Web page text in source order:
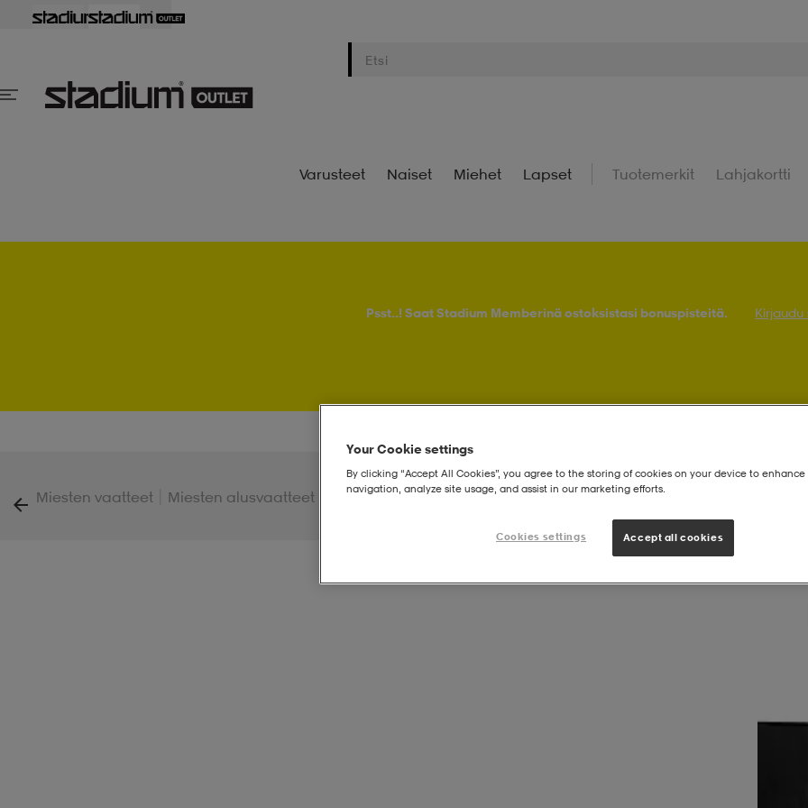
Varusteet Naiset Miehet Lapset Tuotemerkit Lahjakortti
Psst..! Saat Stadium Memberinä ostoksistasi bonuspisteitä. Kirjaudu
Miesten vaatteet Miesten alusvaatteet Active Boxer M
Your Cookie settings
By clicking “Accept All Cookies”, you agree to the storing of cookies on your device to enhance
navigation, analyze site usage, and assist in our marketing efforts.
Cookies settings Accept all cookies